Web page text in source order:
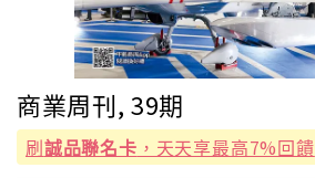
商業周刊, 39期
刷誠品聯名卡 ，天天享最高7%回饋